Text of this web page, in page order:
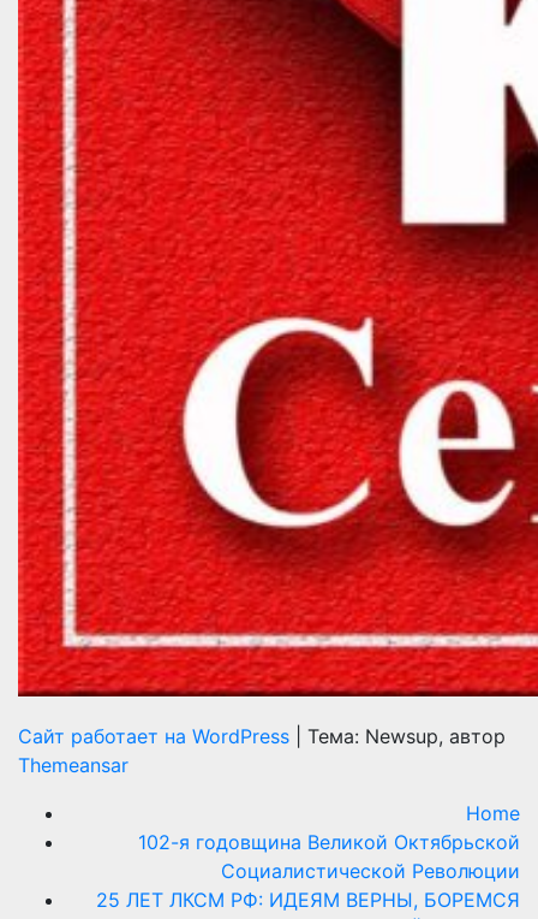
Сайт работает на WordPress
Тема: Newsup, автор
Themeansar
Home
102-я годовщина Великой Октябрьской
Социалистической Революции
25 ЛЕТ ЛКСМ РФ: ИДЕЯМ ВЕРНЫ, БОРЕМСЯ